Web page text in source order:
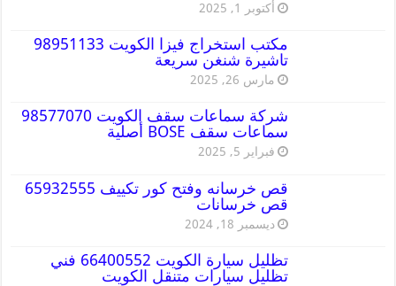
أكتوبر 1, 2025
مكتب استخراج فيزا الكويت 98951133
تاشيرة شنغن سريعة
مارس 26, 2025
شركة سماعات سقف الكويت 98577070
سماعات سقف BOSE أصلية
فبراير 5, 2025
قص خرسانه وفتح كور تكييف 65932555
قص خرسانات
ديسمبر 18, 2024
تظليل سيارة الكويت 66400552 فني
تظليل سيارات متنقل الكويت